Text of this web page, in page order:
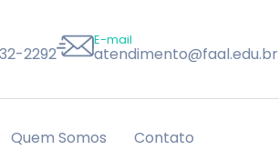
2292
E-mail
atendimento@faal.edu.br
Quem Somos Contato